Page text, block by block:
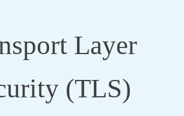
Layer
(TLS)